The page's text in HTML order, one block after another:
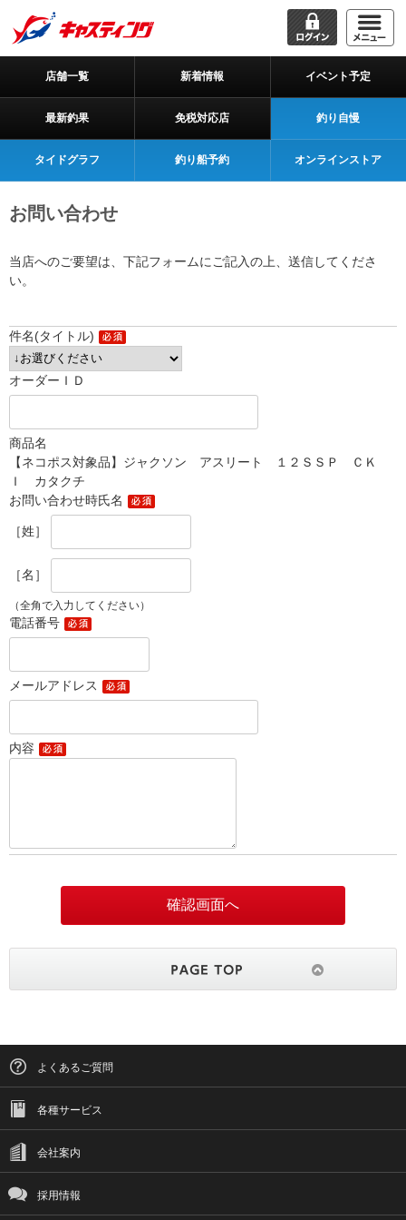
店舗一覧 新着情報 イベント予定
最新釣果 免税対応店 釣り自慢
タイドグラフ 釣り船予約 オンラインストア
お問い合わせ
当店へのご要望は、下記フォームにご記入の上、送信してくださ
い。
件名(タイトル)
オーダーＩＤ
商品名
【ネコポス対象品】ジャクソン アスリート １２ＳＳＰ ＣＫ
Ｉ カタクチ
お問い合わせ時氏名
［姓］
［名］
（全角で入力してください）
電話番号
メールアドレス
内容
よくあるご質問
各種サービス
会社案内
採用情報